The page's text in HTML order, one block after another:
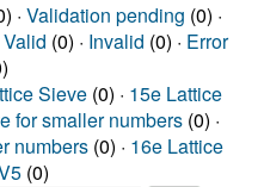
· Validation pending (0) ·
Valid (0) · Invalid (0) · Error
Sieve (0) · 15e Lattice
for smaller numbers (0) ·
numbers (0) · 16e Lattice
(0)